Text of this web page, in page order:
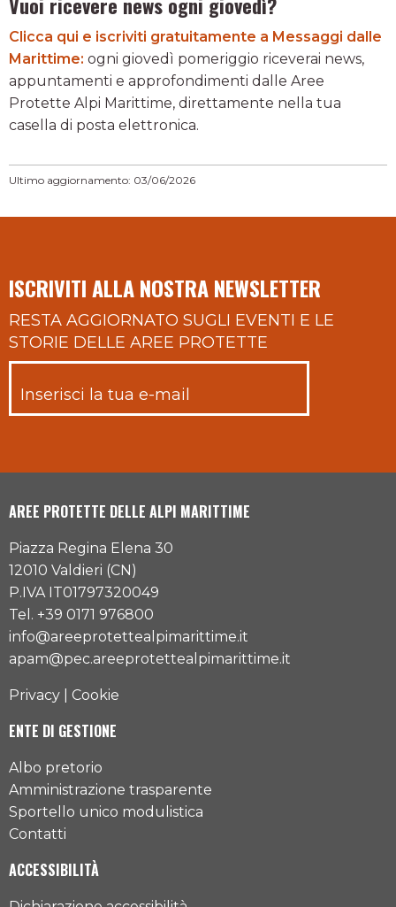
Clicca qui e iscriviti gratuitamente a Messaggi dalle
Marittime: ogni giovedì pomeriggio riceverai news,
appuntamenti e approfondimenti dalle Aree
Protette Alpi Marittime, direttamente nella tua
casella di posta elettronica.
Ultimo aggiornamento: 03/06/2026
ISCRIVITI ALLA NOSTRA NEWSLETTER
RESTA AGGIORNATO SUGLI EVENTI E LE
STORIE DELLE AREE PROTETTE
AREE PROTETTE DELLE ALPI MARITTIME
Piazza Regina Elena 30
12010 Valdieri (CN)
P.IVA IT01797320049
Tel. +39 0171 976800
info@areeprotettealpimarittime.it
apam@pec.areeprotettealpimarittime.it
Privacy Cookie
ENTE DI GESTIONE
Albo pretorio
Amministrazione trasparente
Sportello unico modulistica
Contatti
ACCESSIBILITÀ